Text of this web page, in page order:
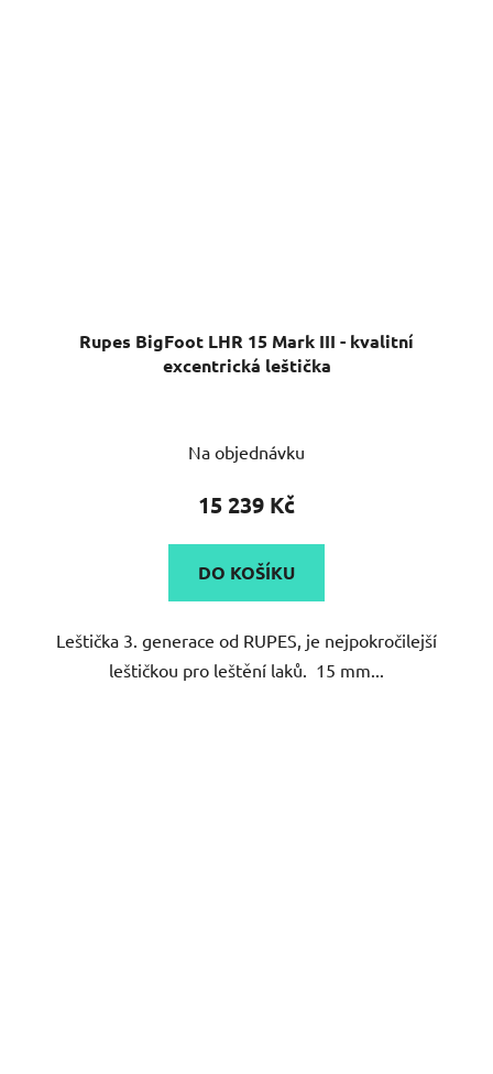
Rupes BigFoot LHR 15 Mark III - kvalitní
excentrická leštička
hodnocení
produktu
5,0
z
hvězdiček.
Na objednávku
15 239 Kč
DO KOŠÍKU
Leštička 3. generace od RUPES, je nejpokročilejší
leštičkou pro leštění laků. 15 mm...